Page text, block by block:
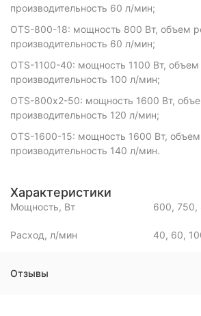
производительность 60 л/мин;
OTS-800-18: мощность 800 Вт, объем
производительность 60 л/мин;
OTS-1100-40: мощность 1100 Вт,
производительность 100 л/мин;
OTS-800х2-50: мощность 1600 Вт,
производительность 120 л/мин;
OTS-1600-15: мощность 1600 Вт,
производительность 140 л/мин.
Характеристики
Мощность, Вт 600, 750,
Расход, л/мин 40, 60,
Отзывы